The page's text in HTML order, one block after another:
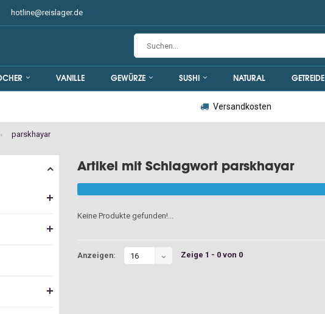
hotline@reislager.de
VANILLE GEWÜRZE SUSHI NATURAL GETREIDE
Versandkosten
parskhayar
Artikel mit Schlagwort parskhayar
Keine Produkte gefunden!...
Anzeigen: 16 Zeige 1 - 0 von 0